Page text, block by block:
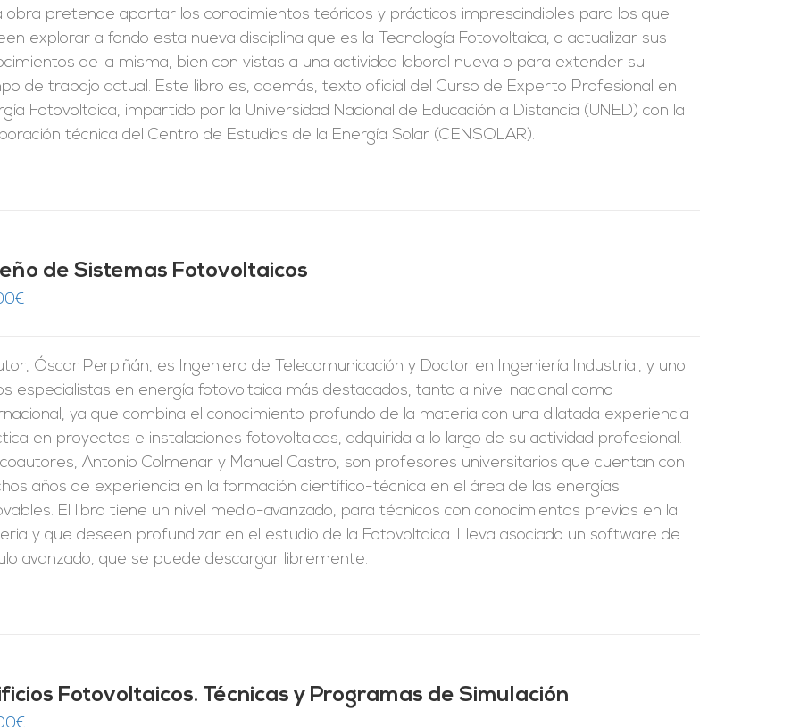
obra pretende aportar los conocimientos teóricos y prácticos imprescindibles para los que
explorar a fondo esta nueva disciplina que es la Tecnología Fotovoltaica, o actualizar sus
de la misma, bien con vistas a una actividad laboral nueva o para extender su
de trabajo actual. Este libro es, además, texto oficial del Curso de Experto Profesional en
Fotovoltaica, impartido por la Universidad Nacional de Educación a Distancia (UNED) con la
técnica del Centro de Estudios de la Energía Solar (CENSOLAR).
de Sistemas Fotovoltaicos
€
Óscar Perpiñán, es Ingeniero de Telecomunicación y Doctor en Ingeniería Industrial, y uno
especialistas en energía fotovoltaica más destacados, tanto a nivel nacional como
ya que combina el conocimiento profundo de la materia con una dilatada experiencia
en proyectos e instalaciones fotovoltaicas, adquirida a lo largo de su actividad profesional.
Antonio Colmenar y Manuel Castro, son profesores universitarios que cuentan con
años de experiencia en la formación científico-técnica en el área de las energías
El libro tiene un nivel medio-avanzado, para técnicos con conocimientos previos en la
y que deseen profundizar en el estudio de la Fotovoltaica. Lleva asociado un software de
avanzado, que se puede descargar libremente.
Fotovoltaicos. Técnicas y Programas de Simulación